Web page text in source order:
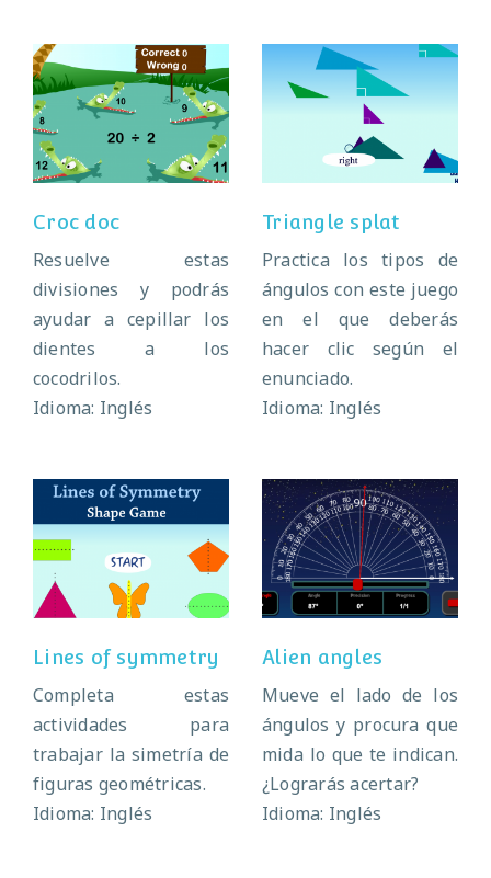
Croc doc
Croc doc
Resuelve estas
divisiones y podrás
ayudar a cepillar los
dientes a los
cocodrilos.
Idioma: Inglés
Triangle splat
Triangle splat
Practica los tipos de
ángulos con este juego
en el que deberás
hacer clic según el
enunciado.
Idioma: Inglés
symmetry
Lines of symmetry
Completa estas
actividades para
trabajar la simetría de
figuras geométricas.
Idioma: Inglés
Alien angles
Alien angles
Mueve el lado de los
ángulos y procura que
mida lo que te indican.
¿Lograrás acertar?
Idioma: Inglés